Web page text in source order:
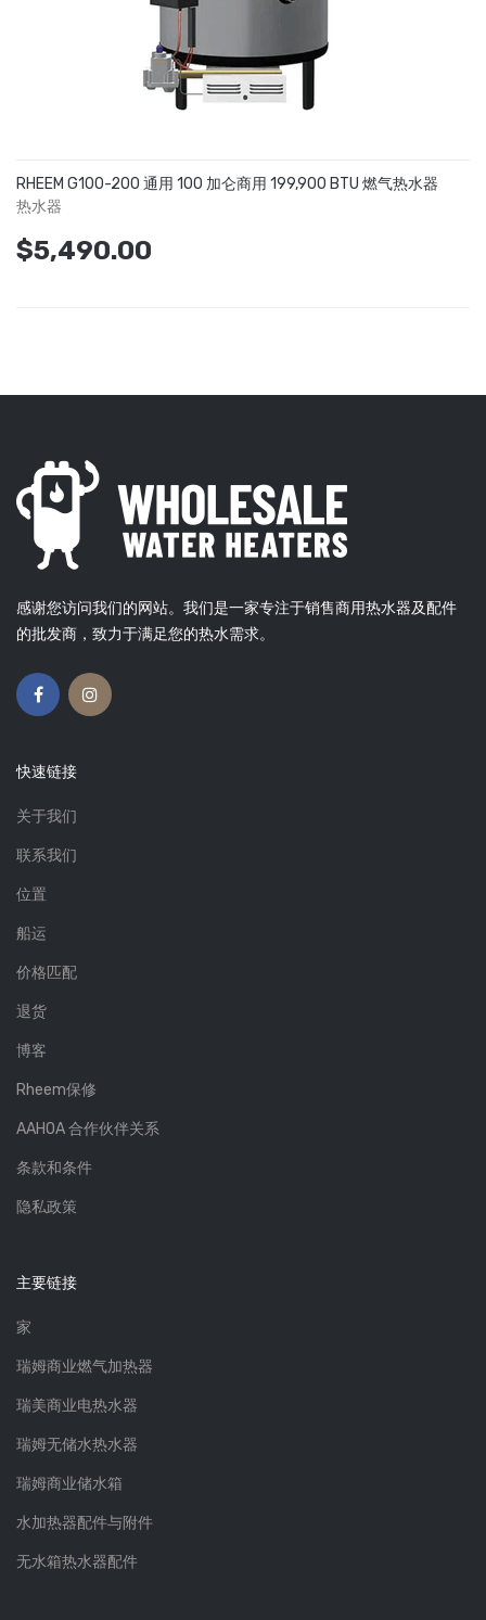
RHEEM G100-200 通用 100 加仑商用 199,900 BTU 燃气热水器
热水器
$5,490.00
感谢您访问我们的网站。我们是一家专注于销售商用热水器及配件
的批发商，致力于满足您的热水需求。
快速链接
关于我们
联系我们
位置
船运
价格匹配
退货
博客
Rheem保修
AAHOA 合作伙伴关系
条款和条件
隐私政策
主要链接
家
瑞姆商业燃气加热器
瑞美商业电热水器
瑞姆无储水热水器
瑞姆商业储水箱
水加热器配件与附件
无水箱热水器配件